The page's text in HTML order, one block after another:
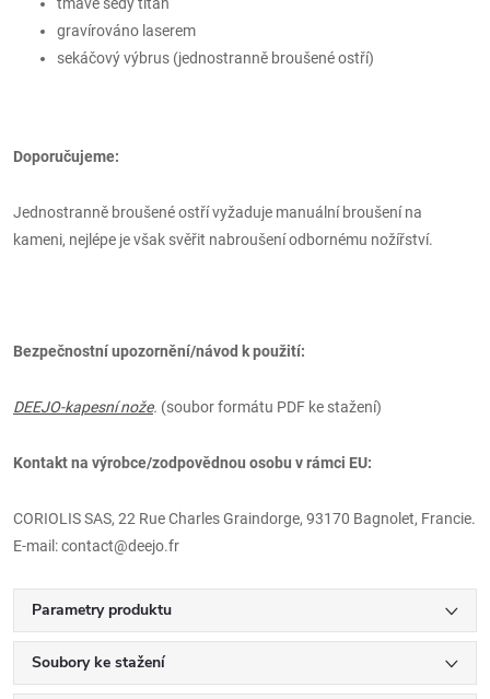
gravírováno laserem
sekáčový výbrus (jednostranně broušené ostří)
Doporučujeme:
Jednostranně broušené ostří vyžaduje manuální broušení na
kameni, nejlépe je však svěřit nabroušení odbornému nožířství.
Bezpečnostní upozornění/návod k použití:
DEEJO-kapesní nože. (soubor formátu PDF ke stažení)
Kontakt na výrobce/zodpovědnou osobu v rámci EU:
CORIOLIS SAS, 22 Rue Charles Graindorge, 93170 Bagnolet, Francie.
E-mail: contact@deejo.fr
Parametry produktu
Soubory ke stažení